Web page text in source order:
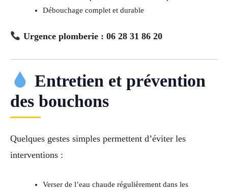
Débouchage complet et durable
Urgence plomberie : 06 28 31 86 20
Entretien et prévention
des bouchons
Quelques gestes simples permettent d’éviter les
interventions :
Verser de l’eau chaude régulièrement dans les